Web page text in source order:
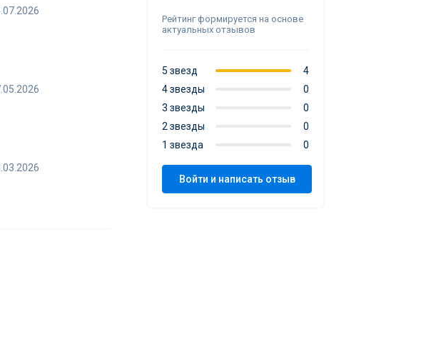
Рейтинг формируется на основе
актуальных отзывов
5 звезд
4
4 звезды
0
3 звезды
0
2 звезды
0
1 звезда
0
Войти и написать отзыв